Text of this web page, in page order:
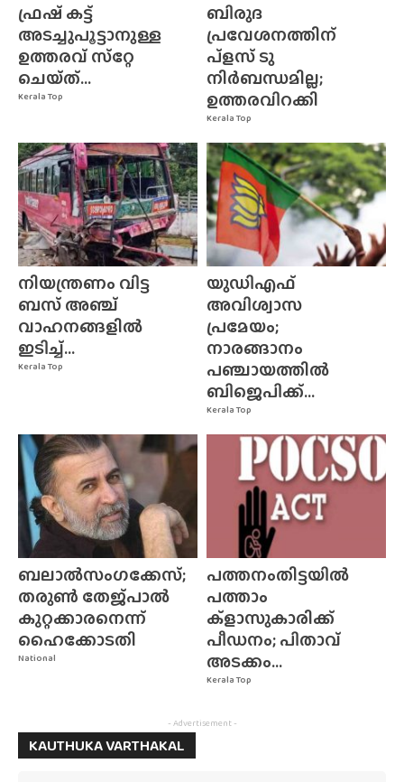
Kerala Top
ഫ്രഷ് കട്ട്
അടച്ചുപൂട്ടാനുള്ള
ഉത്തരവ് സ്‌റ്റേ
ചെയ്‌ത്‌...
Kerala Top
ബിരുദ
പ്രവേശനത്തിന്
പ്ളസ് ടു
നിർബന്ധമില്ല;
ഉത്തരവിറക്കി
Kerala Top
നിയന്ത്രണം വിട്ട
ബസ് അഞ്ച്
വാഹനങ്ങളിൽ
ഇടിച്ച്...
Kerala Top
യുഡിഎഫ്
അവിശ്വാസ
പ്രമേയം;
നാരങ്ങാനം
പഞ്ചായത്തിൽ
ബിജെപിക്ക്...
National
ബലാൽസംഗക്കേസ്;
തരുൺ തേജ്‌പാൽ
കുറ്റക്കാരനെന്ന്
ഹൈക്കോടതി
Kerala Top
പത്തനംതിട്ടയിൽ
പത്താം
ക്ളാസുകാരിക്ക്
പീഡനം; പിതാവ്
അടക്കം...
- Advertisement -
KAUTHUKA VARTHAKAL